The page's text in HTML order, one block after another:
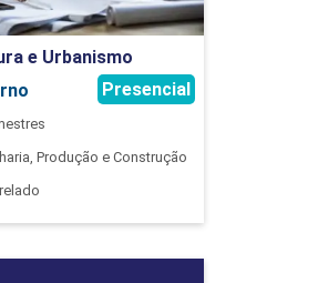
75
BUENCIO
e Urbanismo
Presencial
Produção e Construção